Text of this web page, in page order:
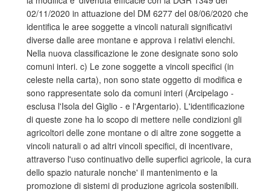
02/11/2020 in attuazione del DM 6277 del 08/06/2020 che
identifica le aree soggette a vincoli naturali significativi
diverse dalle aree montane e approva i relativi elenchi.
Nella nuova classificazione le zone designate sono solo
comuni interi. c) Le zone soggette a vincoli specifici (in
celeste nella carta), non sono state oggetto di modifica e
sono rappresentate solo da comuni interi (Arcipelago -
esclusa l'Isola del Giglio - e l'Argentario). L'identificazione
di queste zone ha lo scopo di mettere nelle condizioni gli
agricoltori delle zone montane o di altre zone soggette a
vincoli naturali o ad altri vincoli specifici, di incentivare,
attraverso l'uso continuativo delle superfici agricole, la cura
dello spazio naturale nonche' il mantenimento e la
promozione di sistemi di produzione agricola sostenibili.